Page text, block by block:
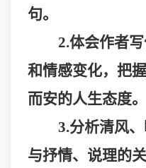
句。
2.体会作者
和情感变化，把
而安的人生态度。
3.分析清风
与抒情、说理的关